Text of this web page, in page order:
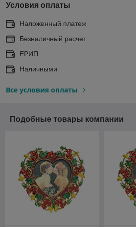
Условия оплаты
Наложенный платеж
Безналичный расчет
ЕРИП
Наличными
Все условия оплаты
Подобные товары компании